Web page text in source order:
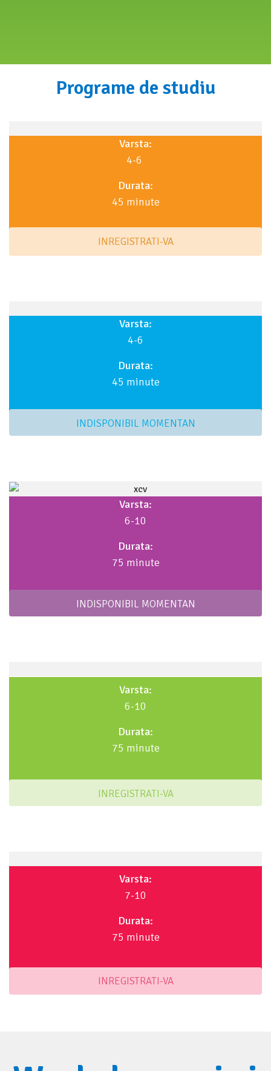
Programe de studiu
Varsta:
4-6
Durata:
45 minute
INREGISTRATI-VA
Varsta:
4-6
Durata:
45 minute
INDISPONIBIL MOMENTAN
Varsta:
6-10
Durata:
75 minute
INDISPONIBIL MOMENTAN
Varsta:
6-10
Durata:
75 minute
INREGISTRATI-VA
Varsta:
7-10
Durata:
75 minute
INREGISTRATI-VA